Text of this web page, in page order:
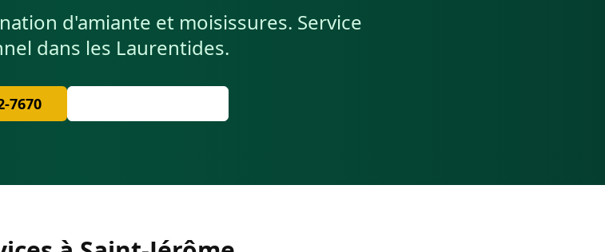
d'amiante et moisissures. Service
dans les Laurentides.
7670